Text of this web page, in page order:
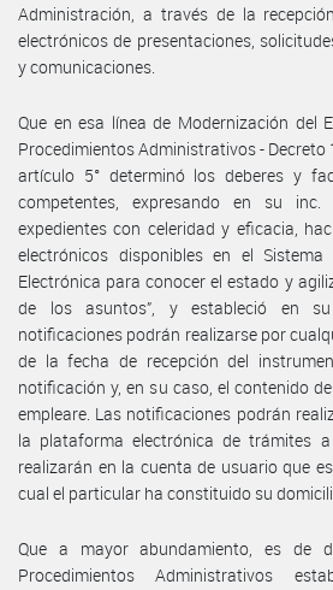
Administración, a través de la
electrónicos de presentaciones,
y comunicaciones.
Que en esa línea de Modernización del
Procedimientos Administrativos - Decreto
artículo 5° determinó los deberes y
competentes, expresando en su
expedientes con celeridad y eficacia,
electrónicos disponibles en el
Electrónica para conocer el estado y
de los asuntos”, y estableció en
notificaciones podrán realizarse por
de la fecha de recepción del
notificación y, en su caso, el contenido
empleare. Las notificaciones podrán
la plataforma electrónica de trámites
realizarán en la cuenta de usuario que
cual el particular ha constituido su
Que a mayor abundamiento, es de
Procedimientos Administrativos